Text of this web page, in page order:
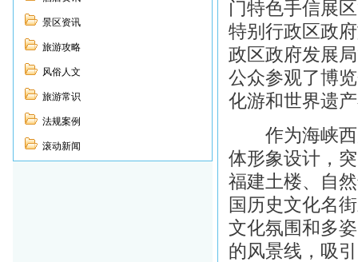
景区资讯
旅游攻略
风俗人文
旅游常识
法规案例
滚动新闻
门特色手信展
特别行政区政
政区政府发展
公众参观了博
化游和世界遗
作为海峡西
体形象设计，
福建土楼、自
国历史文化名
文化氛围和多
的风景线，吸